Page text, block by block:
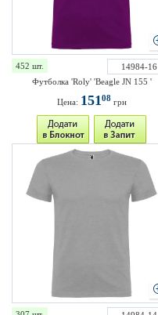
452 шт.
14984-16
Футболка 'Roly' 'Beagle JN 155 '
Цена: 15108грн